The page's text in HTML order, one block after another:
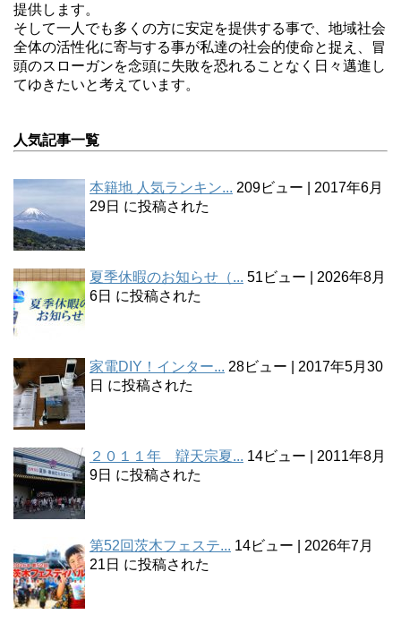
提供します。
そして一人でも多くの方に安定を提供する事で、地域社会
全体の活性化に寄与する事が私達の社会的使命と捉え、冒
頭のスローガンを念頭に失敗を恐れることなく日々邁進し
てゆきたいと考えています。
人気記事一覧
本籍地 人気ランキン... 209ビュー
2017年6月
29日 に投稿された
夏季休暇のお知らせ（... 51ビュー
2026年8月
6日 に投稿された
家電DIY！インター... 28ビュー
2017年5月30
日 に投稿された
２０１１年 辯天宗夏... 14ビュー
2011年8月
9日 に投稿された
第52回茨木フェステ... 14ビュー
2026年7月
21日 に投稿された